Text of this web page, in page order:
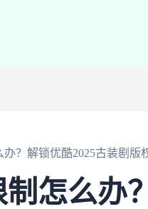
？解锁优酷2025古装剧版
怎么办